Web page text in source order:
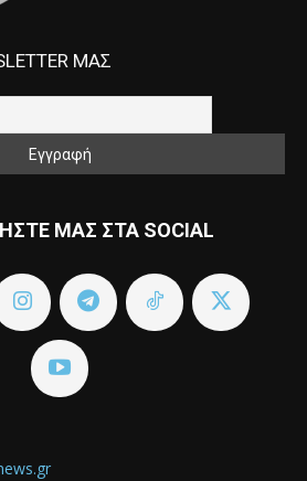
ΜΑΣ
ΜΑΣ ΣΤΑ SOCIAL